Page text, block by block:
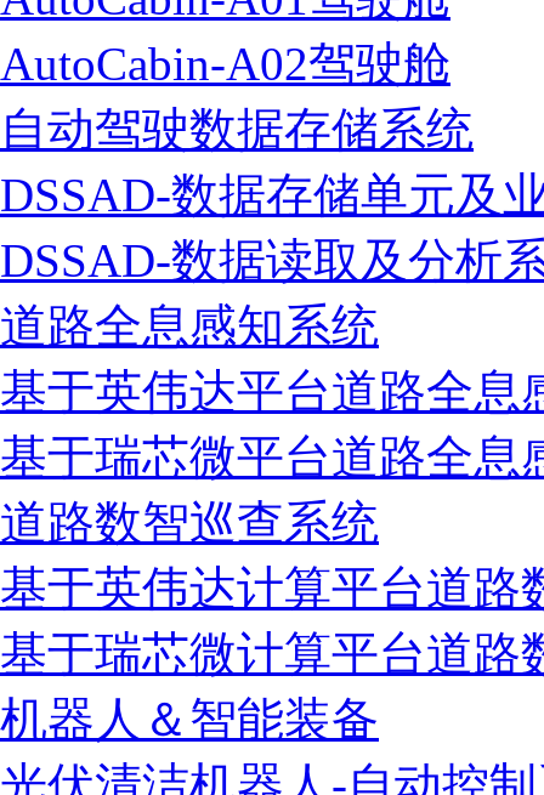
AutoCabin-A02驾驶舱
自动驾驶数据存储系统
DSSAD-数据存储单元及
DSSAD-数据读取及分析
道路全息感知系统
基于英伟达平台道路全息
基于瑞芯微平台道路全息
道路数智巡查系统
基于英伟达计算平台道路
基于瑞芯微计算平台道路
机器人＆智能装备